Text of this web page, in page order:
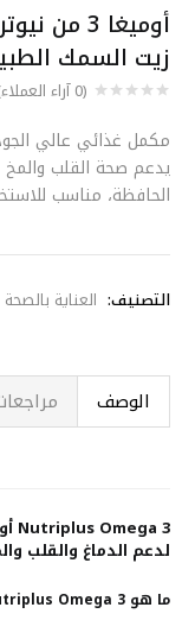
زيت السمك الطبيعي –
(
0آراء
مكمل غذائي عالي
يدعم صحة القلب والمخ
الحافظة، مناسب
التصنيف: العناية
الوصف
لدعم الدماغ والقلب
ما هو Nutriplus Omega 3؟